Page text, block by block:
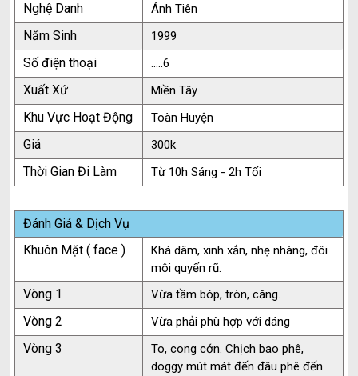
Nghệ Danh
Ánh Tiên
Năm Sinh 1999
Số điện thoại .....6
Xuất Xứ Miền Tây
Khu Vực Hoạt Động Toàn Huyện
Giá 300k
Thời Gian Đi Làm Từ 10h Sáng - 2h Tối
Đánh Giá & Dịch Vụ
Khuôn Mặt ( face )
Khá dâm, xinh xắn, nhẹ nhàng, đôi
môi quyến rũ.
Vòng 1 Vừa tầm bóp, tròn, căng.
Vòng 2 Vừa phải phù hợp với dáng
Vòng 3
To, cong cớn. Chịch bao phê,
doggy mút mát đến đâu phê đến